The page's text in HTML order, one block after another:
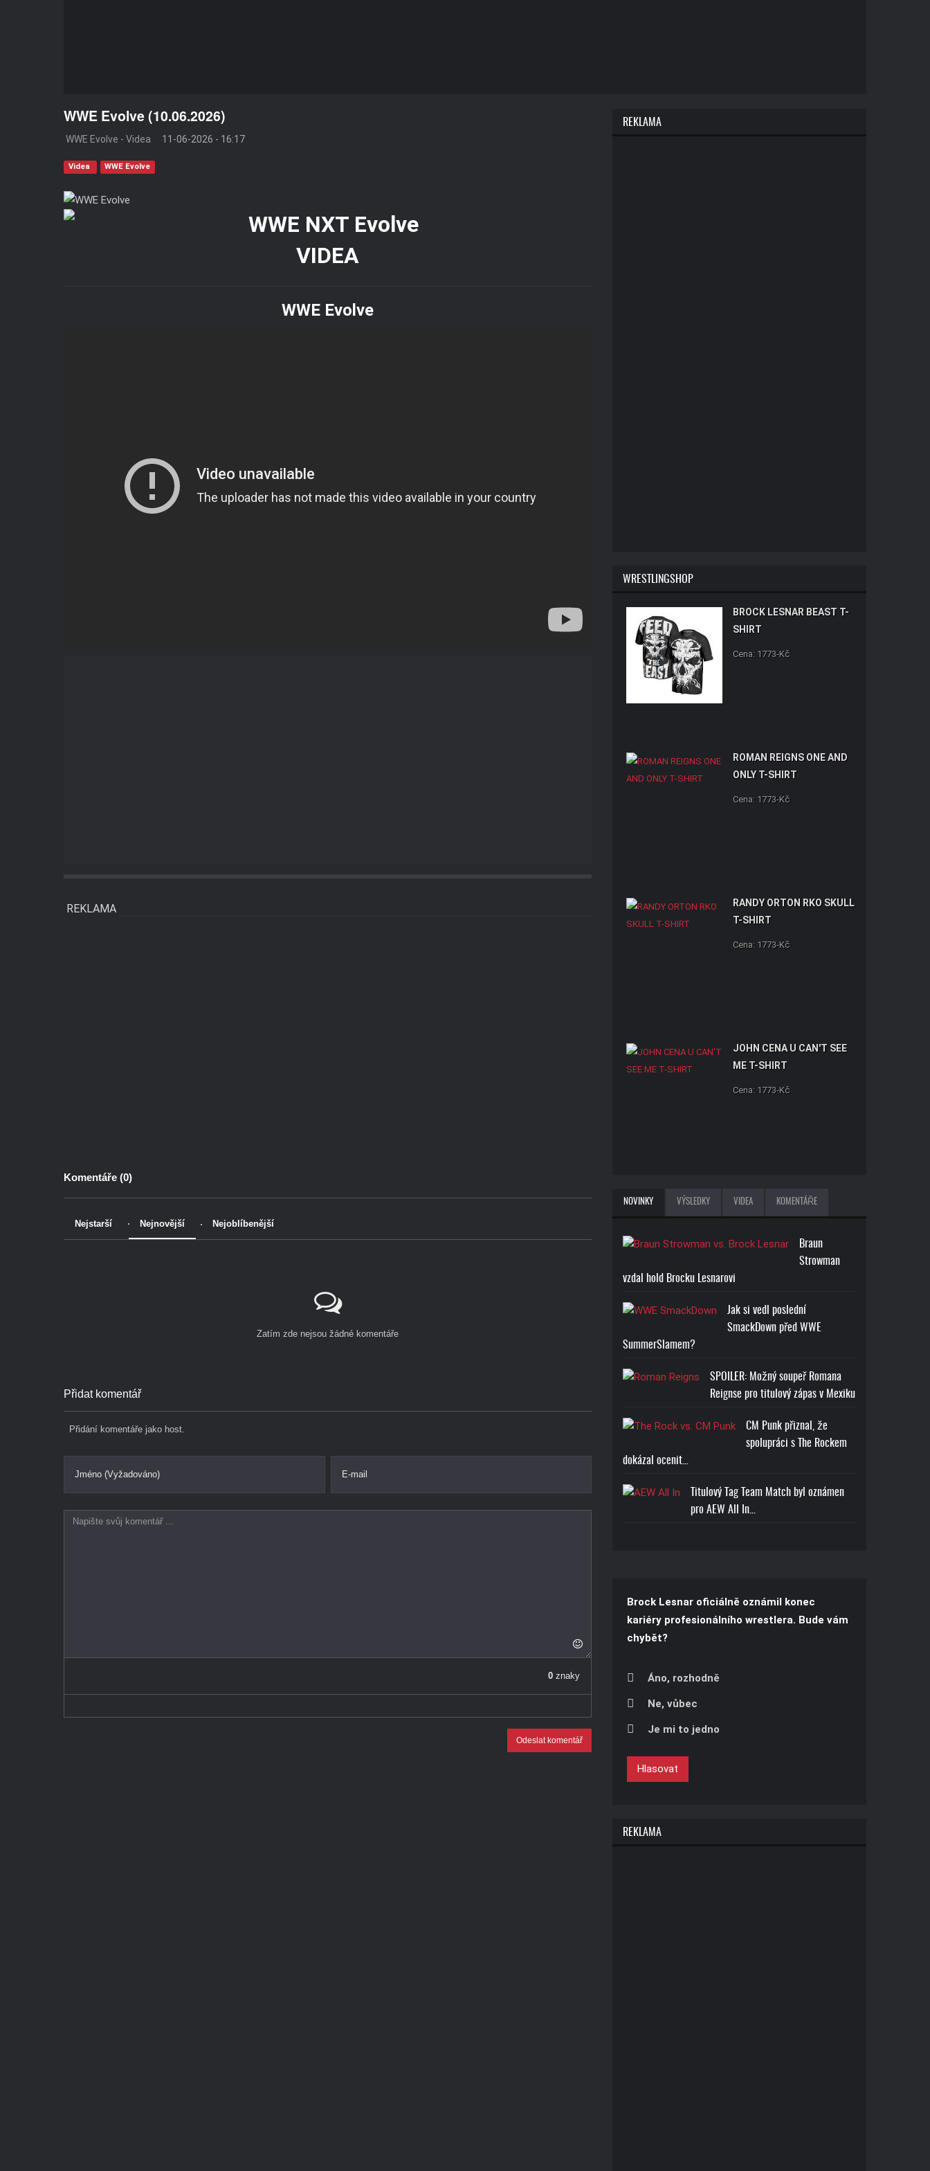
WWE Evolve (10.06.2026)
WWE Evolve - Videa 11-06-2026 - 16:17
Videa WWE Evolve
VIDEA
WWE Evolve
REKLAMA
Komentáře (0)
Nejstarší Nejnovější Nejoblíbenější
Zatím zde nejsou žádné komentáře
Přidat komentář
Přidání komentáře jako host.
Jméno (Vyžadováno) E-mail
0 znaky
Odeslat komentář
REKLAMA
WRESTLINGSHOP
BROCK LESNAR BEAST T-
SHIRT
Cena: 1773-Kč
ROMAN REIGNS ONE AND
ONLY T-SHIRT
Cena: 1773-Kč
RANDY ORTON RKO SKULL
T-SHIRT
Cena: 1773-Kč
JOHN CENA U CAN'T SEE
ME T-SHIRT
Cena: 1773-Kč
NOVINKY VÝSLEDKY VIDEA KOMENTÁŘE
Braun
Strowman
vzdal hold Brocku Lesnarovi
Jak si vedl poslední
SmackDown před WWE
SummerSlamem?
SPOILER: Možný soupeř Romana
Reignse pro titulový zápas v Mexiku
CM Punk přiznal, že
spolupráci s The Rockem
dokázal ocenit…
Titulový Tag Team Match byl oznámen
pro AEW All In…
Brock Lesnar oficiálně oznámil konec
kariéry profesionálního wrestlera. Bude vám
chybět?
Áno, rozhodně
Ne, vůbec
Je mi to jedno
Hlasovat
REKLAMA